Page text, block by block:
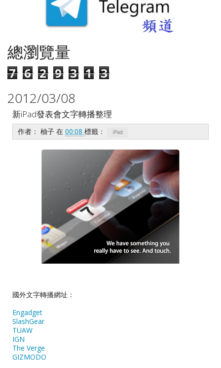
總瀏覽量
7 6 2 9 3 1 3
2012/03/08
新iPad發表會文字轉播整理
作者： 柚子 在 00:08 標籤： iPad
國外文字轉播網址：
Engadget
SlashGear
TUAW
IGN
The Verge
GIZMODO